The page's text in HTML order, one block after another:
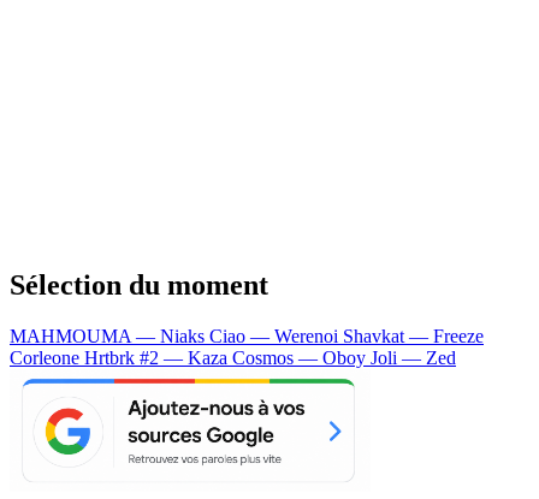
Sélection du moment
MAHMOUMA — Niaks Ciao — Werenoi Shavkat — Freeze
Corleone Hrtbrk #2 — Kaza Cosmos — Oboy Joli — Zed